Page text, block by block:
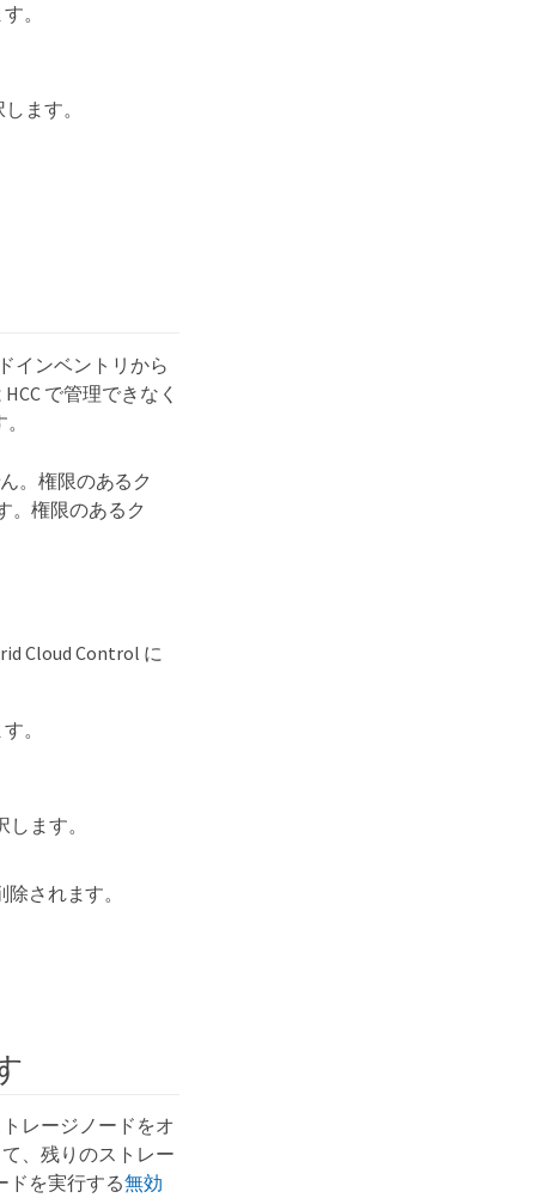
。
ます。
インベントリから
で管理できなく
。権限のあるク
。権限のあるク
Cloud Control に
。
ます。
されます。
レージノードをオ
、残りのストレー
ドを実行する無効